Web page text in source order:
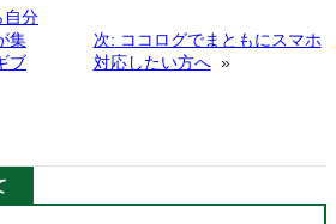
自分
集
ブ
次: ココログでまともにスマホ
対応したい方へ »